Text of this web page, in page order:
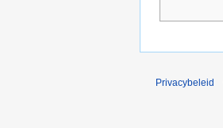
Privacybeleid